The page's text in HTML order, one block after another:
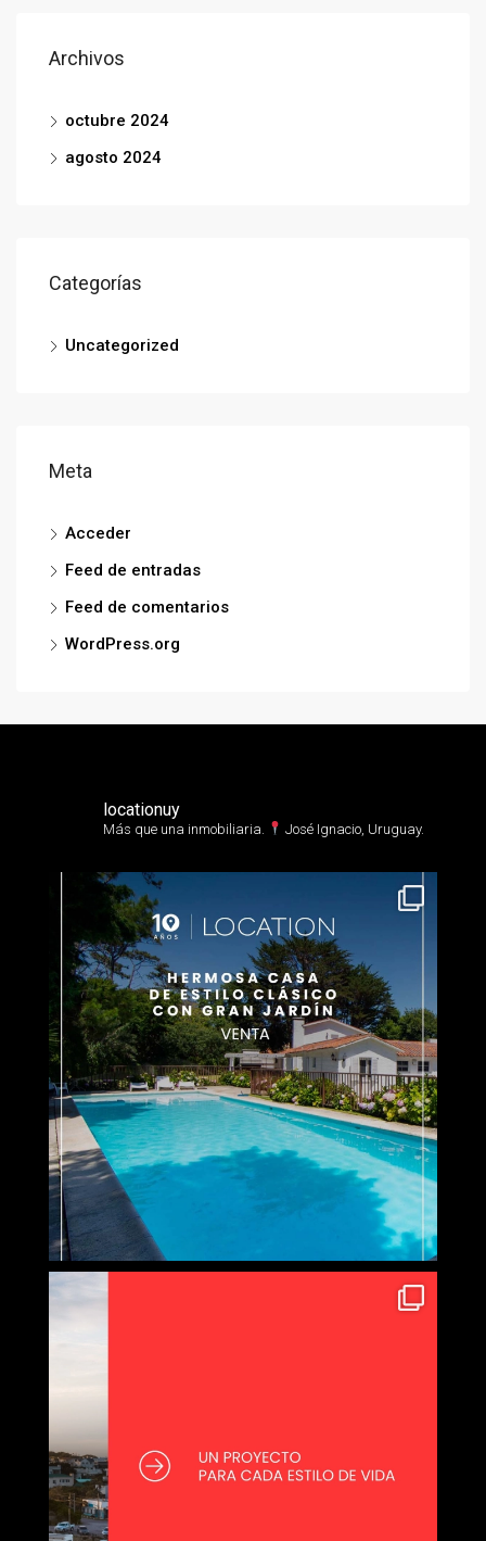
Archivos
octubre 2024
agosto 2024
Categorías
Uncategorized
Meta
Acceder
Feed de entradas
Feed de comentarios
WordPress.org
locationuy
Más que una inmobiliaria.⁣ José Ignacio, Uruguay.